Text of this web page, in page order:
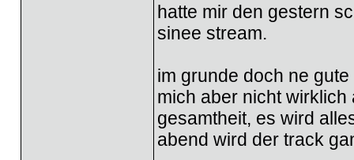
hatte mir den gestern
sinee stream.
im grunde doch ne
mich aber nicht
gesamtheit, es wird
abend wird der track